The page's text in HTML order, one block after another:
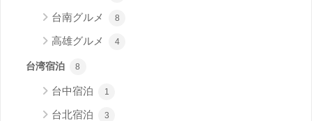
台南グルメ 8
高雄グルメ 4
台湾宿泊 8
台中宿泊 1
台北宿泊 3